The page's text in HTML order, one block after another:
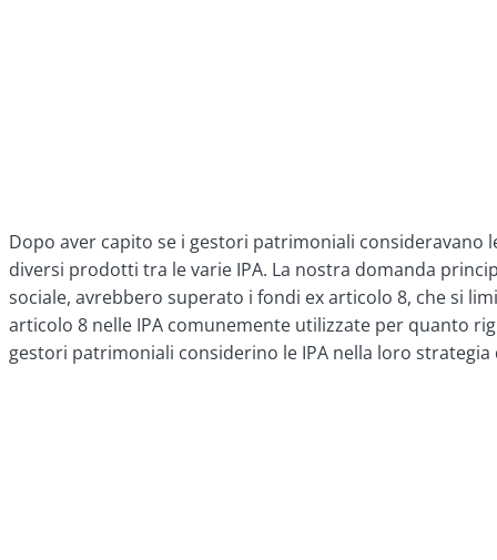
Dopo aver capito se i gestori patrimoniali consideravano
diversi prodotti tra le varie IPA. La nostra domanda
sociale, avrebbero superato i fondi ex articolo 8, che si
articolo 8 nelle IPA comunemente utilizzate per quanto
gestori patrimoniali considerino le IPA nella loro